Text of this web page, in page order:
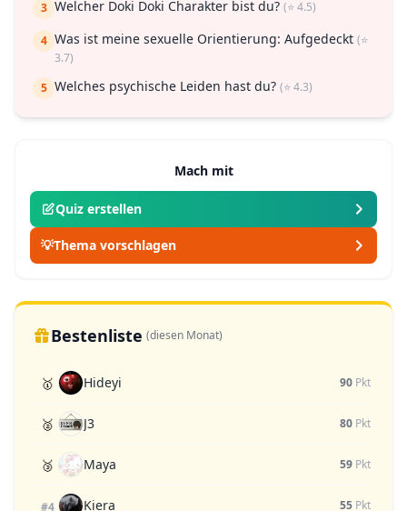
3 Welcher Doki Doki Charakter bist du? (⭐ 4.5)
4 Was ist meine sexuelle Orientierung: Aufgedeckt (⭐
3.7)
5 Welches psychische Leiden hast du? (⭐ 4.3)
Mach mit
Quiz erstellen
💡Thema vorschlagen
Bestenliste (diesen Monat)
🥇 Hideyi 90 Pkt
🥈 J3 80 Pkt
🥉 Maya 59 Pkt
#4 Kiera 55 Pkt